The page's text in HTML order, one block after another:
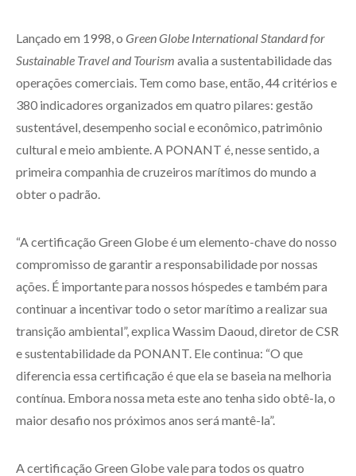
Lançado em 1998, o Green Globe International Standard for
Sustainable Travel and Tourism avalia a sustentabilidade das
operações comerciais. Tem como base, então, 44 critérios e
380 indicadores organizados em quatro pilares: gestão
sustentável, desempenho social e econômico, patrimônio
cultural e meio ambiente. A PONANT é, nesse sentido, a
primeira companhia de cruzeiros marítimos do mundo a
obter o padrão.
“A certificação Green Globe é um elemento-chave do nosso
compromisso de garantir a responsabilidade por nossas
ações. É importante para nossos hóspedes e também para
continuar a incentivar todo o setor marítimo a realizar sua
transição ambiental”, explica Wassim Daoud, diretor de CSR
e sustentabilidade da PONANT. Ele continua: “O que
diferencia essa certificação é que ela se baseia na melhoria
contínua. Embora nossa meta este ano tenha sido obtê-la, o
maior desafio nos próximos anos será mantê-la”.
A certificação Green Globe vale para todos os quatro